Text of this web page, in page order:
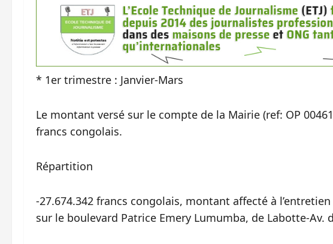
* 1er trimestre : Janvier-Mars
Le montant versé sur le compte de la Mairie (ref: OP
francs congolais.
Répartition
-27.674.342 francs congolais, montant affecté à
sur le boulevard Patrice Emery Lumumba, de Labotte-Av.